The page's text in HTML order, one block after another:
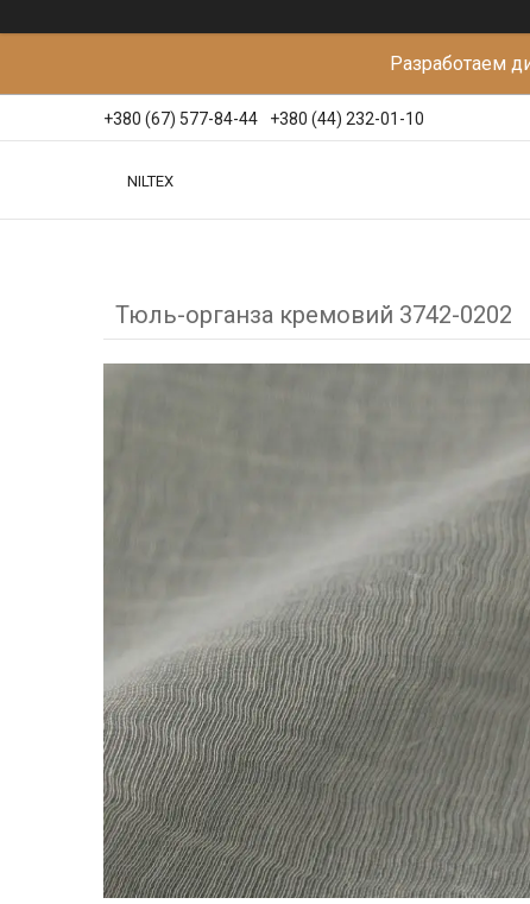
Разработаем
+380 (67) 577-84-44 +380 (44) 232-01-10
NILTEX
Тюль-органза кремовий 3742-0202